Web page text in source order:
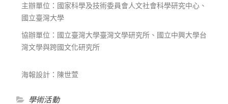
主辦單位：國家科學及技術委員會人文社會科學研究中心、
國立臺灣大學
協辦單位：國立臺灣大學臺灣文學研究所、國立中興大學台
灣文學與跨國文化研究所
海報設計：陳世萱
學術活動